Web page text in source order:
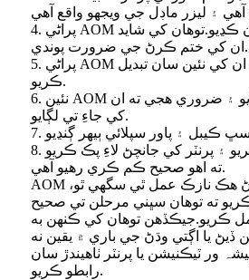
4. پراڻي AOM ڊرائيور کي بورڊ مان ڪڍيو.توھان کي شايد
ان کي ختم ڪرڻ جي ضرورت پوندي.
5. پراڻي AOM ڊرائيور کي هٽايو ۽ ان کي نئين سان تبديل
ڪريو.
6. نئين AOM ڊرائيور کي بورڊ ۾ لڳايو ۽ ضروري هجي ته ان
کي جاءِ تي لڳايو.
8. پاور کي واپس آن ڪريو ۽ پرنٽر کي جانچڻ لاءِ پڪ ڪريو
ته اھو صحيح ڪم ڪري رھيو آھي.
AOM ڊرائيور کي تبديل ڪرڻ هڪ نازڪ عمل ٿي سگهي ٿو،
ته توهان سڀني مرحلن تي صحيح
ڪريو.جيڪڏهن توهان کي ڪنهن به
يا اڳتي وڌڻ جي باري ۾ يقين نه
ور ٽيڪنيشن يا پرنٽر ٺاهيندڙ سان
رابطو ڪريو.